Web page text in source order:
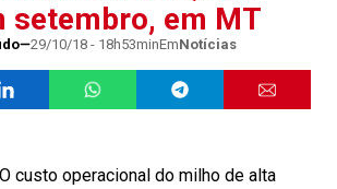
setembro, em MT
29/10/18 - 18h53minEmNotícias
custo operacional do milho de alta